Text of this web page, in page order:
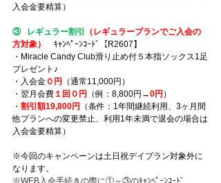
入会金要精算）
③   レギュラー割引
（レギュラープランでご入会の
方対象）
ｷｬﾝﾍﾟｰﾝｺｰﾄﾞ【R2607】
・Miracle Candy Club滑り止め付５本指ソックス1足
プレゼント♪
・入会金 ０円
（通常11,000円）
・翌月会費 １回０円 （例：8,800円→0円 ）
・ 割引額19,800円
（条件：1年間継続利用、3ヶ月間
他プランへの変更禁止、利用1年未満で退会の場合は
入会金要精算）
※今回のキャンペーンは土日祝デイプラン対象外に
なります。
※WEB入会手続きの際に①～③のｷｬﾝﾍﾟｰﾝｺｰﾄﾞ